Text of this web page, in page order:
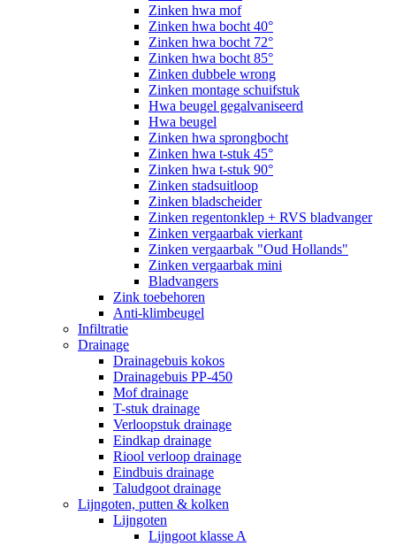
Zinken hwa mof
Zinken hwa bocht 40°
Zinken hwa bocht 72°
Zinken hwa bocht 85°
Zinken dubbele wrong
Zinken montage schuifstuk
Hwa beugel gegalvaniseerd
Hwa beugel
Zinken hwa sprongbocht
Zinken hwa t-stuk 45°
Zinken hwa t-stuk 90°
Zinken stadsuitloop
Zinken bladscheider
Zinken regentonklep + RVS bladvanger
Zinken vergaarbak vierkant
Zinken vergaarbak "Oud Hollands"
Zinken vergaarbak mini
Bladvangers
Zink toebehoren
Anti-klimbeugel
Infiltratie
Drainage
Drainagebuis kokos
Drainagebuis PP-450
Mof drainage
T-stuk drainage
Verloopstuk drainage
Eindkap drainage
Riool verloop drainage
Eindbuis drainage
Taludgoot drainage
Lijngoten, putten & kolken
Lijngoten
Lijngoot klasse A